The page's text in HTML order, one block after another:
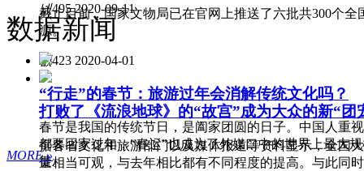
넶495 2020-09-11
截止目前，国家文物局已在官网上推送了六批共300个全
源。
넶423 2020-04-01
打败了《流浪地球》的“故宫”成为大众的新“团
据各省文化和旅游部门以及媒体报道等资料显示，全国
量相当可观，与去年相比都有不同程度的提高。与此同
数据新闻
“行走”的春节：旅游过年会消解传统文化吗？
春节是我国的传统节日，是阖家团圆的日子。中国人重
都要回家过年，“春运”也成为了外媒口中的世界上最大
徙。
MORE »